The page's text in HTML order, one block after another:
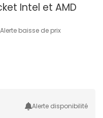
Intel et AMD
Alerte baisse de prix
Alerte disponibilité